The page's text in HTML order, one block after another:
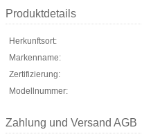
Produktdetails
Herkunftsort:
Markenname:
Zertifizierung:
Modellnummer:
Zahlung und Versand AGB